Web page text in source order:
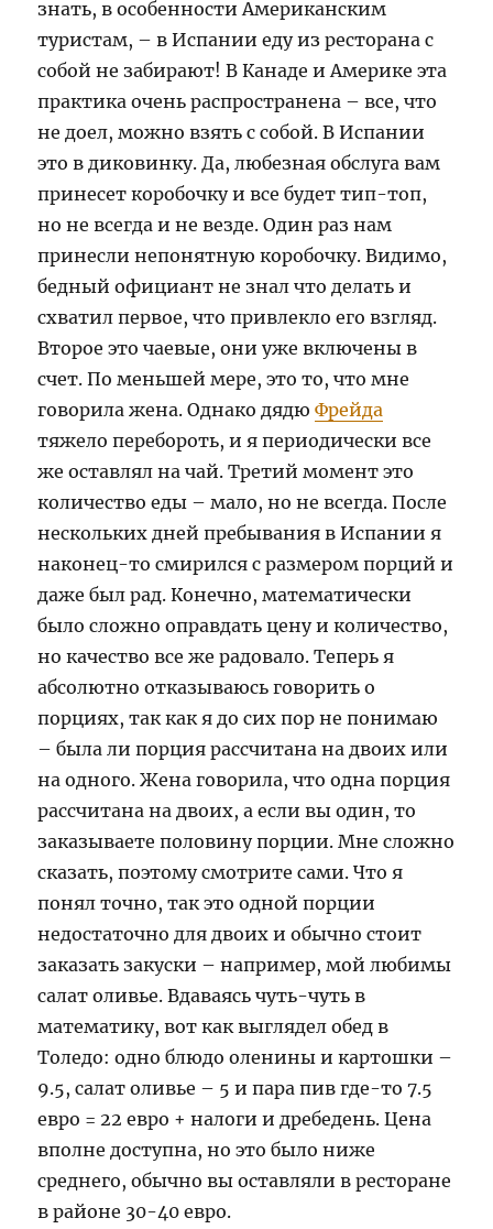
знать, в особенности Американским
туристам, – в Испании еду из ресторана с
собой не забирают! В Канаде и Америке эта
практика очень распространена – все, что
не доел, можно взять с собой. В Испании
это в диковинку. Да, любезная обслуга вам
принесет коробочку и все будет тип-топ,
но не всегда и не везде. Один раз нам
принесли непонятную коробочку. Видимо,
бедный официант не знал что делать и
схватил первое, что привлекло его взгляд.
Второе это чаевые, они уже включены в
счет. По меньшей мере, это то, что мне
говорила жена. Однако дядюФрейда
тяжело перебороть, и я периодически все
же оставлял на чай. Третий момент это
количество еды – мало, но не всегда. После
нескольких дней пребывания в Испании я
наконец-то смирился с размером порций и
даже был рад. Конечно, математически
было сложно оправдать цену и количество,
но качество все же радовало. Теперь я
абсолютно отказываюсь говорить о
порциях, так как я до сих пор не понимаю
– была ли порция рассчитана на двоих или
на одного. Жена говорила, что одна порция
рассчитана на двоих, а если вы один, то
заказываете половину порции. Мне сложно
сказать, поэтому смотрите сами. Что я
понял точно, так это одной порции
недостаточно для двоих и обычно стоит
заказать закуски – например, мой любимы
салат оливье. Вдаваясь чуть-чуть в
математику, вот как выглядел обед в
Толедо: одно блюдо оленины и картошки –
9.5, салат оливье – 5 и пара пив где-то 7.5
евро = 22 евро + налоги и дребедень. Цена
вполне доступна, но это было ниже
среднего, обычно вы оставляли в ресторане
в районе 30-40 евро.